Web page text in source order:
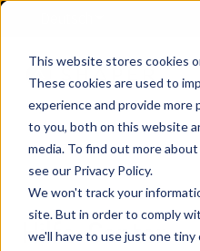
This website stores cookies
These cookies are used to
experience and provide more
to you, both on this website
media. To find out more
see our Privacy Policy.
We won't track your
site. But in order to comply
we'll have to use just one
Hilfe-Center